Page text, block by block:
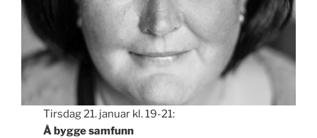
Tirsdag 21. januar kl. 19-21:
Å bygge samfunn